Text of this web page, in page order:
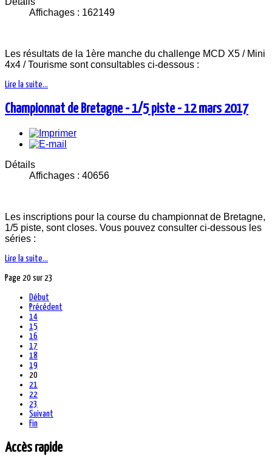
Affichages : 162149
Les résultats de la 1ère manche du challenge MCD X5 / Mini
4x4 / Tourisme sont consultables ci-dessous :
Lire la suite...
Championnat de Bretagne - 1/5 piste - 12 mars 2017
Détails
Affichages : 40656
Les inscriptions pour la course du championnat de Bretagne,
1/5 piste, sont closes. Vous pouvez consulter ci-dessous les
séries :
Lire la suite...
Page 20 sur 23
Début
Précédent
14
15
16
17
18
19
20
21
22
23
Suivant
Fin
Accès rapide